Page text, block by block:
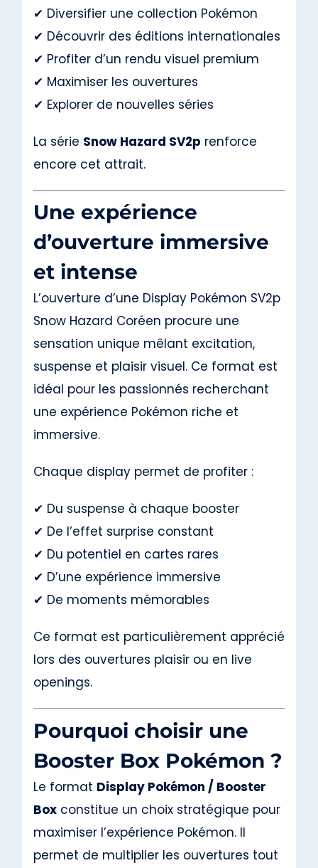
✔ Diversifier une collection Pokémon
✔ Découvrir des éditions internationales
✔ Profiter d’un rendu visuel premium
✔ Maximiser les ouvertures
✔ Explorer de nouvelles séries
La série Snow Hazard SV2p renforce
encore cet attrait.
Une expérience
d’ouverture immersive
et intense
L’ouverture d’une Display Pokémon SV2p
Snow Hazard Coréen procure une
sensation unique mêlant excitation,
suspense et plaisir visuel. Ce format est
idéal pour les passionnés recherchant
une expérience Pokémon riche et
immersive.
Chaque display permet de profiter :
✔ Du suspense à chaque booster
✔ De l’effet surprise constant
✔ Du potentiel en cartes rares
✔ D’une expérience immersive
✔ De moments mémorables
Ce format est particulièrement apprécié
lors des ouvertures plaisir ou en live
openings.
Pourquoi choisir une
Booster Box Pokémon ?
Le format Display Pokémon / Booster
Boxconstitue un choix stratégique pour
maximiser l’expérience Pokémon. Il
permet de multiplier les ouvertures tout